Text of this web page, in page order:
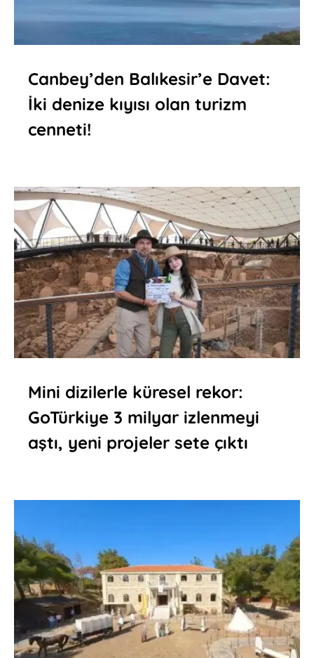
Canbey’den Balıkesir’e Davet:
İki denize kıyısı olan turizm
cenneti!
Mini dizilerle küresel rekor:
GoTürkiye 3 milyar izlenmeyi
aştı, yeni projeler sete çıktı